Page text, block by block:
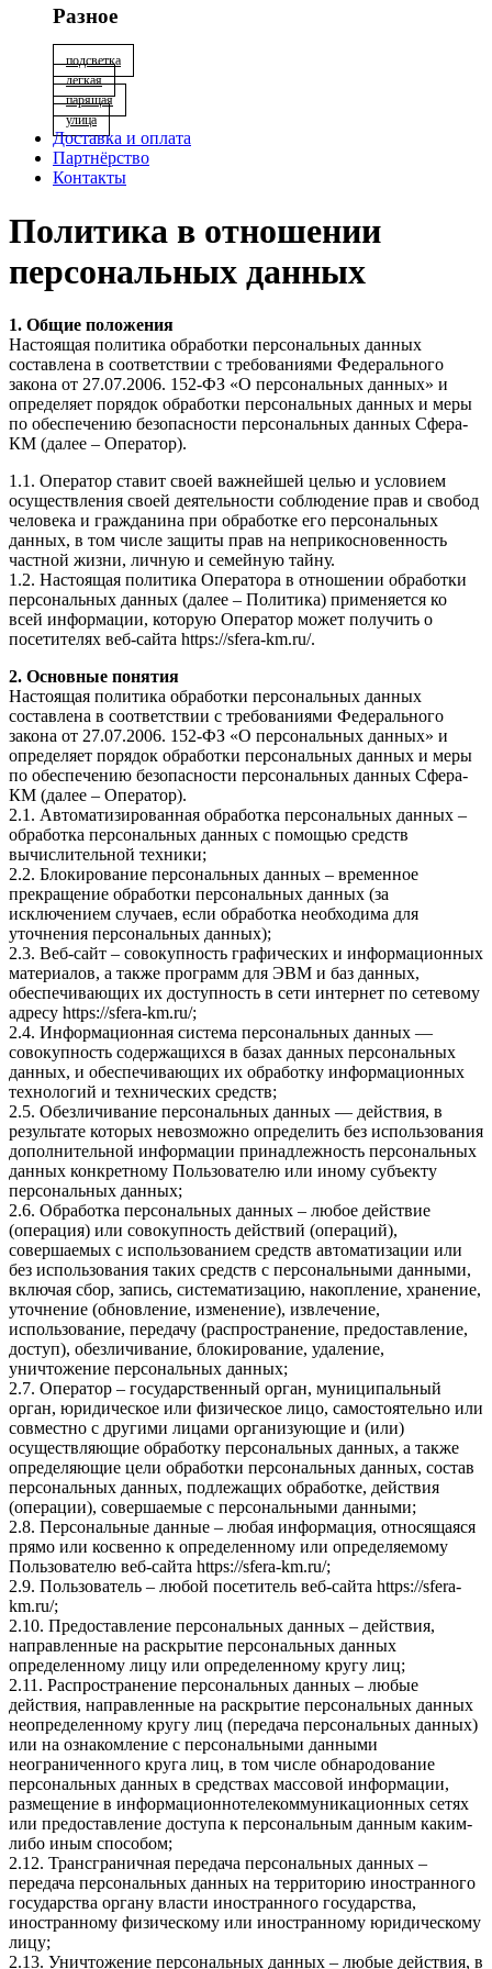
Разное
подсветка
лёгкая
парящая
улица
Доставка и оплата
Партнёрство
Контакты
Политика в отношении
персональных данных
1. Общие положения
Настоящая политика обработки персональных данных
составлена в соответствии с требованиями Федерального
закона от 27.07.2006. 152-ФЗ «О персональных данных» и
определяет порядок обработки персональных данных и меры
по обеспечению безопасности персональных данных Сфера-
КМ (далее – Оператор).
1.1. Оператор ставит своей важнейшей целью и условием
осуществления своей деятельности соблюдение прав и свобод
человека и гражданина при обработке его персональных
данных, в том числе защиты прав на неприкосновенность
частной жизни, личную и семейную тайну.
1.2. Настоящая политика Оператора в отношении обработки
персональных данных (далее – Политика) применяется ко
всей информации, которую Оператор может получить о
посетителях веб-сайта https://sfera-km.ru/.
2. Основные понятия
Настоящая политика обработки персональных данных
составлена в соответствии с требованиями Федерального
закона от 27.07.2006. 152-ФЗ «О персональных данных» и
определяет порядок обработки персональных данных и меры
по обеспечению безопасности персональных данных Сфера-
КМ (далее – Оператор).
2.1. Автоматизированная обработка персональных данных –
обработка персональных данных с помощью средств
вычислительной техники;
2.2. Блокирование персональных данных – временное
прекращение обработки персональных данных (за
исключением случаев, если обработка необходима для
уточнения персональных данных);
2.3. Веб-сайт – совокупность графических и информационных
материалов, а также программ для ЭВМ и баз данных,
обеспечивающих их доступность в сети интернет по сетевому
адресу https://sfera-km.ru/;
2.4. Информационная система персональных данных —
совокупность содержащихся в базах данных персональных
данных, и обеспечивающих их обработку информационных
технологий и технических средств;
2.5. Обезличивание персональных данных — действия, в
результате которых невозможно определить без использования
дополнительной информации принадлежность персональных
данных конкретному Пользователю или иному субъекту
персональных данных;
2.6. Обработка персональных данных – любое действие
(операция) или совокупность действий (операций),
совершаемых с использованием средств автоматизации или
без использования таких средств с персональными данными,
включая сбор, запись, систематизацию, накопление, хранение,
уточнение (обновление, изменение), извлечение,
использование, передачу (распространение, предоставление,
доступ), обезличивание, блокирование, удаление,
уничтожение персональных данных;
2.7. Оператор – государственный орган, муниципальный
орган, юридическое или физическое лицо, самостоятельно или
совместно с другими лицами организующие и (или)
осуществляющие обработку персональных данных, а также
определяющие цели обработки персональных данных, состав
персональных данных, подлежащих обработке, действия
(операции), совершаемые с персональными данными;
2.8. Персональные данные – любая информация, относящаяся
прямо или косвенно к определенному или определяемому
Пользователю веб-сайта https://sfera-km.ru/;
2.9. Пользователь – любой посетитель веб-сайта https://sfera-
km.ru/;
2.10. Предоставление персональных данных – действия,
направленные на раскрытие персональных данных
определенному лицу или определенному кругу лиц;
2.11. Распространение персональных данных – любые
действия, направленные на раскрытие персональных данных
неопределенному кругу лиц (передача персональных данных)
или на ознакомление с персональными данными
неограниченного круга лиц, в том числе обнародование
персональных данных в средствах массовой информации,
размещение в информационнотелекоммуникационных сетях
или предоставление доступа к персональным данным каким-
либо иным способом;
2.12. Трансграничная передача персональных данных –
передача персональных данных на территорию иностранного
государства органу власти иностранного государства,
иностранному физическому или иностранному юридическому
лицу;
2.13. Уничтожение персональных данных – любые действия, в